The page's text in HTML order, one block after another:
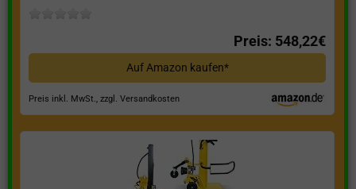
Preis: 548,22€
Auf Amazon kaufen*
Preis inkl. MwSt., zzgl. Versandkosten